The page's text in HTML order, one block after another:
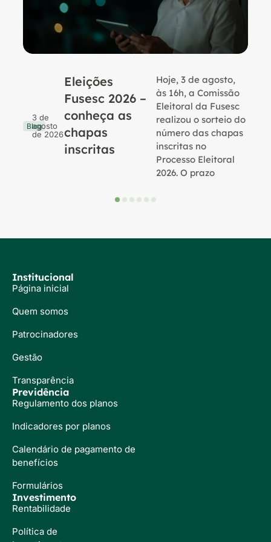
Blog
3 de
agosto
de 2026
Eleições
Fusesc 2026 –
conheça as
chapas
inscritas
Hoje, 3 de agosto,
às 16h, a Comissão
Eleitoral da Fusesc
realizou o sorteio do
número das chapas
inscritas no
Processo Eleitoral
2026. O prazo
Institucional
Página inicial
Quem somos
Patrocinadores
Gestão
Transparência
Previdência
Regulamento dos planos
Indicadores por planos
Calendário de pagamento de
benefícios
Formulários
Investimento
Rentabilidade
Política de